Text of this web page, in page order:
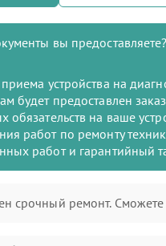
вы предоставляете?
устройства на
будет предоставлен
обязательств на ваше
работ по ремонту
работ и гарантийный
срочный ремонт. Сможете